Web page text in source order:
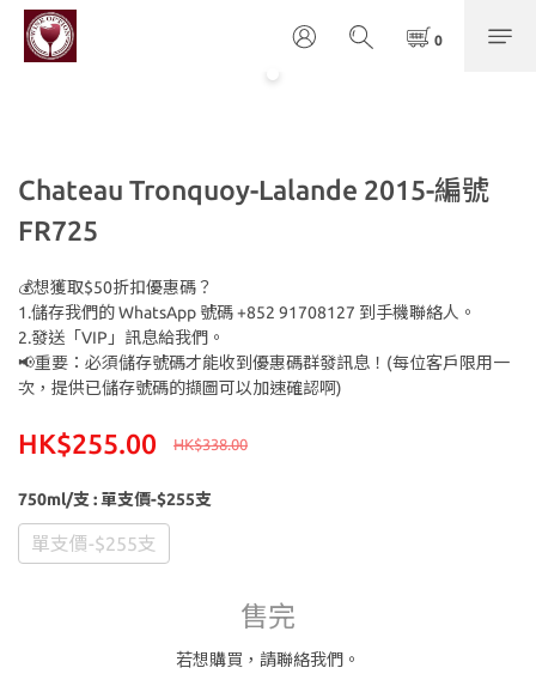
Chateau Tronquoy-Lalande 2015-編號
FR725
💰想獲取$50折扣優惠碼？
1.儲存我們的 WhatsApp 號碼 +852 91708127 到手機聯絡人。
2.發送「VIP」訊息給我們。
📢重要：必須儲存號碼才能收到優惠碼群發訊息！(每位客戶限用一
次，提供已儲存號碼的擷圖可以加速確認啊)
HK$338.00
HK$255.00
750ml/支 : 單支價-$255支
單支價-$255支
售完
若想購買，請聯絡我們。